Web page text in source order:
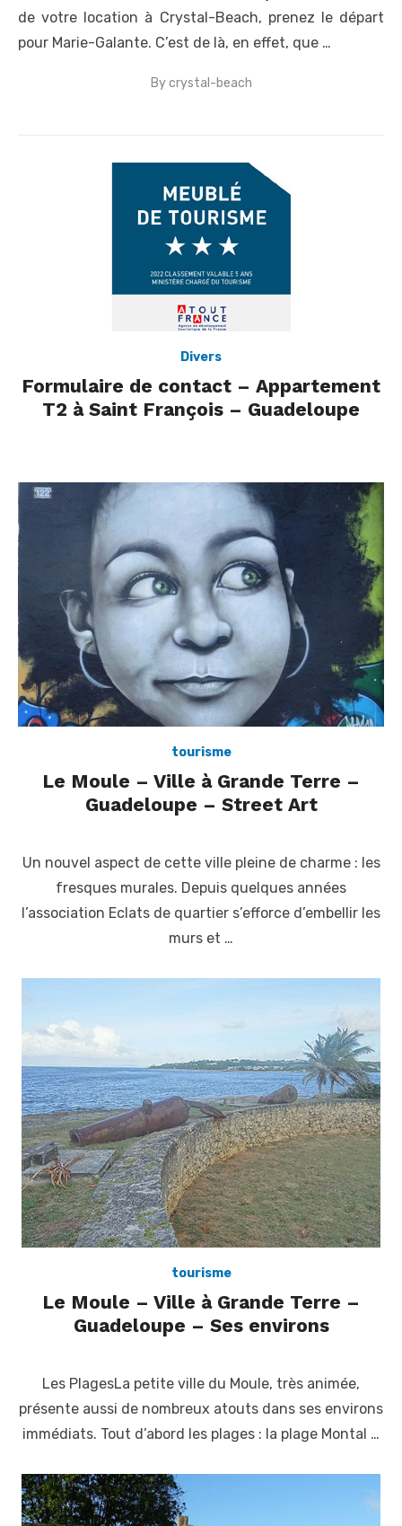
de votre location à Crystal-Beach, prenez le départ
pour Marie-Galante. C’est de là, en effet, que …
Bycrystal-beach
Divers
Formulaire de contact – Appartement
T2 à Saint François – Guadeloupe
tourisme
Le Moule – Ville à Grande Terre –
Guadeloupe – Street Art
Un nouvel aspect de cette ville pleine de charme : les
fresques murales. Depuis quelques années
l’association Eclats de quartier s’efforce d’embellir les
murs et …
tourisme
Le Moule – Ville à Grande Terre –
Guadeloupe – Ses environs
Les PlagesLa petite ville du Moule, très animée,
présente aussi de nombreux atouts dans ses environs
immédiats. Tout d’abord les plages : la plage Montal …